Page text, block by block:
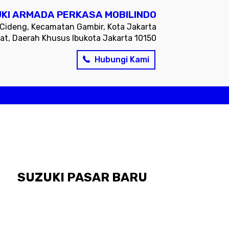
ARMADA PERKASA MOBILINDO
Kecamatan Gambir, Kota Jakarta
Daerah Khusus Ibukota Jakarta 10150
Hubungi Kami
SUZUKI PASAR BARU